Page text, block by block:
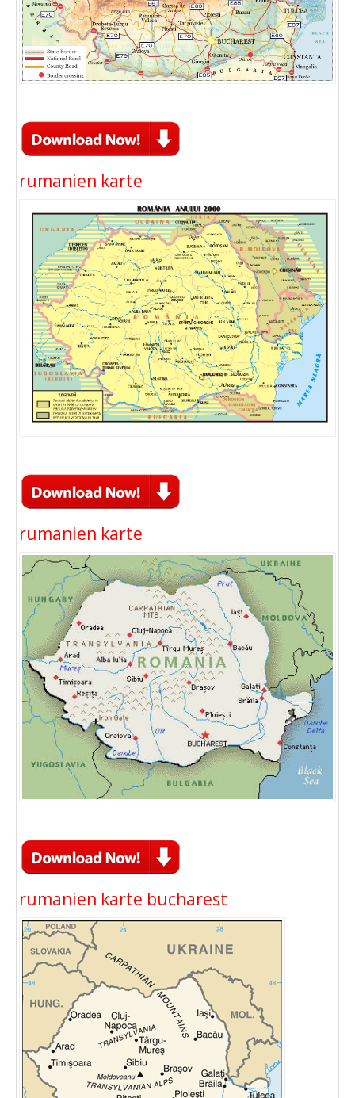
rumanien karte
rumanien karte
rumanien karte bucharest